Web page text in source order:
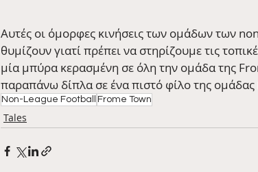
Αυτές οι όμορφες κινήσεις των ομάδων των
θυμίζουν γιατί πρέπει να στηρίζουμε τις
μία μπύρα κερασμένη σε όλη την ομάδα της
παραπάνω δίπλα σε ένα πιστό φίλο της ομάδας
Non-League Football Frome Town
Tales